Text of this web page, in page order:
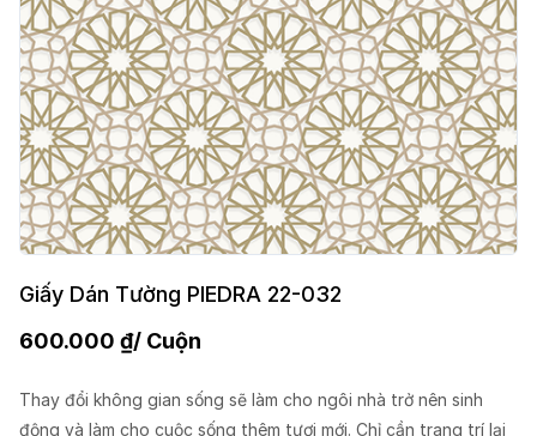
Giấy Dán Tường PIEDRA 22-032
600.000 ₫/ Cuộn
Thay đổi không gian sống sẽ làm cho ngôi nhà trở nên sinh
động và làm cho cuộc sống thêm tươi mới. Chỉ cần trang trí lại